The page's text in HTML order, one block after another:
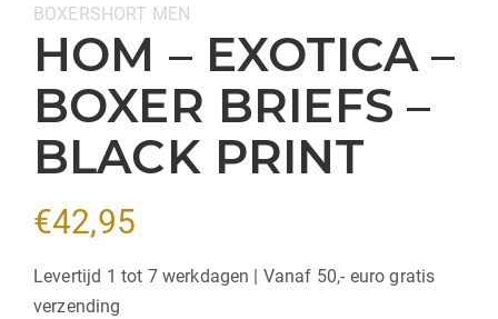
Categorieën:
BOXERSHORT MEN
HOM – EXOTICA –
BOXER BRIEFS –
BLACK PRINT
€42,95
Levertijd 1 tot 7 werkdagen | Vanaf 50,- euro gratis
verzending